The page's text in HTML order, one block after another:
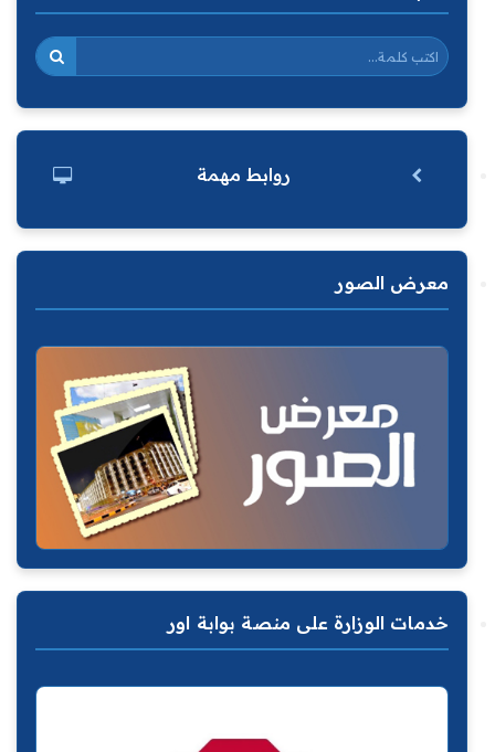
روابط مهمة
معرض الصور
خدمات الوزارة على منصة بوابة اور